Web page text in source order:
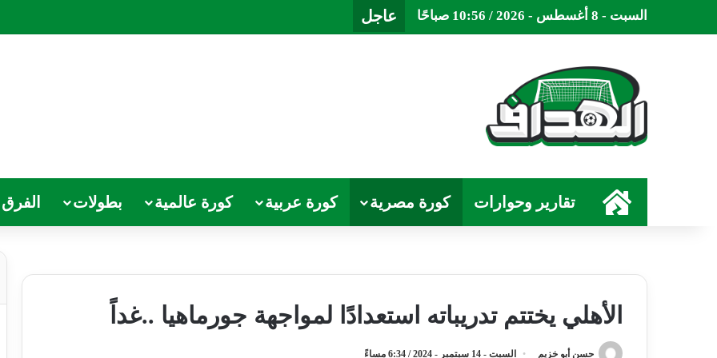
السبت - 8 أغسطس - 2026 / 10:56 صباحًا عاجل
الرئيسيةتقارير وحوارات كورة مصرية كورة عربية كورة عالمية بطولات الفرق
الأهلي يختتم تدريباته استعدادًا لمواجهة جورماهيا ..غداً
حسن أبو خزيم السبت - 14 سبتمبر - 2024 / 6:34 مساءً